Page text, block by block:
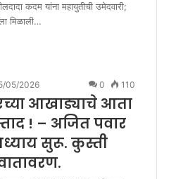
कदम यांना महायुतीची उमेदवारी;
मिळाली…
05/2026 0 110
आखाड्याचे आता
! – अजित पवार
सुरू. कुस्ती